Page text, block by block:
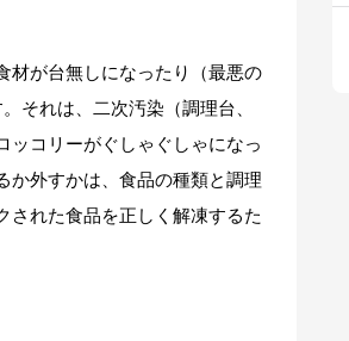
材が台無しになったり（最悪の
それは、二次汚染（調理台、
ッコリーがぐしゃぐしゃになっ
か外すかは、食品の種類と調理
された食品を正しく解凍するた